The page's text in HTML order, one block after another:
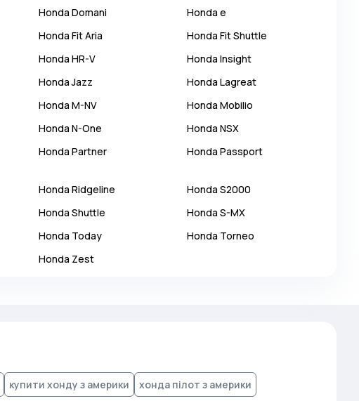
Honda Domani Honda e
Honda Fit Aria Honda Fit Shuttle
Honda HR-V Honda Insight
Honda Jazz Honda Lagreat
Honda M-NV Honda Mobilio
Honda N-One Honda NSX
Honda Partner Honda Passport
Honda Ridgeline Honda S2000
Honda Shuttle Honda S-MX
Honda Today Honda Torneo
Honda Zest
купити хонду з америки
хонда пілот з америки